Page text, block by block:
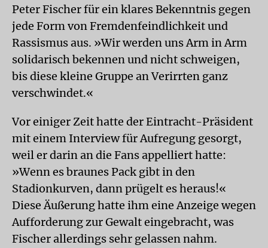
Peter Fischer für ein klares Bekenntnis gegen
jede Form von Fremdenfeindlichkeit und
Rassismus aus. »Wir werden uns Arm in Arm
solidarisch bekennen und nicht schweigen,
bis diese kleine Gruppe an Verirrten ganz
verschwindet.«
Vor einiger Zeit hatte der Eintracht-Präsident
mit einem Interview für Aufregung gesorgt,
weil er darin an die Fans appelliert hatte:
»Wenn es braunes Pack gibt in den
Stadionkurven, dann prügelt es heraus!«
Diese Äußerung hatte ihm eine Anzeige wegen
Aufforderung zur Gewalt eingebracht, was
Fischer allerdings sehr gelassen nahm.